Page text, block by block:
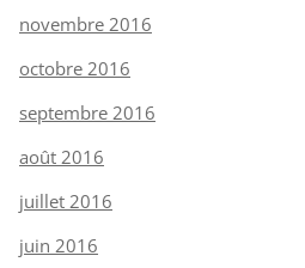
novembre 2016
octobre 2016
septembre 2016
août 2016
juillet 2016
juin 2016